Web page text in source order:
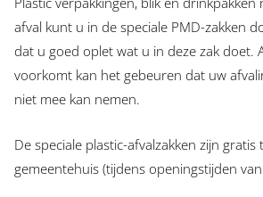
afval kunt u in de speciale PMD-zakken
dat u goed oplet wat u in deze zak doet.
voorkomt kan het gebeuren dat uw
niet mee kan nemen.
De speciale plastic-afvalzakken zijn
gemeentehuis (tijdens openingstijden